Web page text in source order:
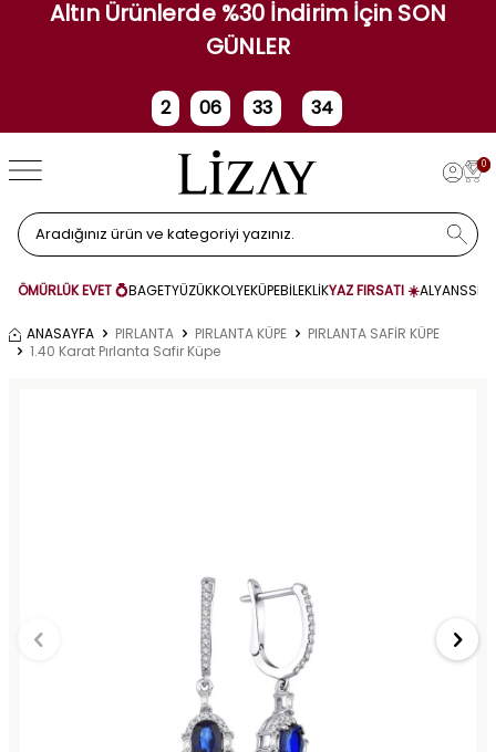
Altın Ürünlerde %30 İndirim İçin SON
GÜNLER
2
Gün
06
Saat
33 34
0
ÖMÜRLÜK EVET 💍BAGETYÜZÜKKOLYEKÜPEBİLEKLİKYAZ FIRSATI ☀️ALYANS
ANASAYFA PIRLANTA PIRLANTA KÜPE
PIRLANTA SAFİR KÜPE
1.40 Karat Pırlanta Safir Küpe